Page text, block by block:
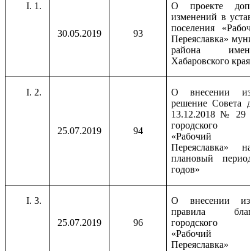
1.
30.05.2019 93
О проекте
изменений в
поселения
Переяславка»
района
Хабаровского края
2.
25.07.2019 94
О внесении
решение Совета
13.12.2018 № 29
городского
«Рабочий
плановый
годов»
3.
25.07.2019 96
О внесении
правила
городского
«Рабочий
Переяславка»